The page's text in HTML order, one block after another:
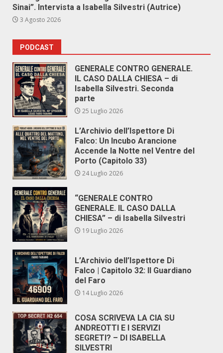
Sinai”. Intervista a Isabella Silvestri (Autrice)
3 Agosto 2026
PODCAST
GENERALE CONTRO GENERALE.
IL CASO DALLA CHIESA – di
Isabella Silvestri. Seconda
parte
25 Luglio 2026
L’Archivio dell’Ispettore Di
Falco: Un Incubo Arancione
Accende la Notte nel Ventre del
Porto (Capitolo 33)
24 Luglio 2026
“GENERALE CONTRO
GENERALE. IL CASO DALLA
CHIESA” – di Isabella Silvestri
19 Luglio 2026
L’Archivio dell’Ispettore Di
Falco | Capitolo 32: Il Guardiano
del Faro
14 Luglio 2026
COSA SCRIVEVA LA CIA SU
ANDREOTTI E I SERVIZI
SEGRETI? – DI ISABELLA
SILVESTRI